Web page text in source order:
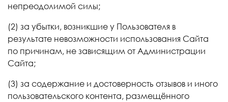
непреодолимой силы;
(2) за убытки, возникшие у Пользователя в
результате невозможности использования Сайта
по причинам, не зависящим от Администрации
Сайта;
(3) за содержание и достоверность отзывов и иного
пользовательского контента, размещённого